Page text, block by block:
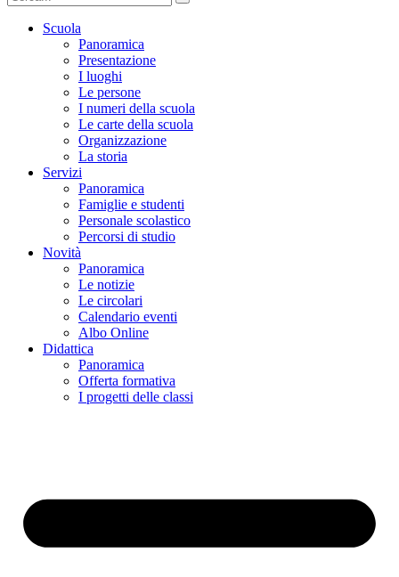
Scuola
Panoramica
Presentazione
I luoghi
Le persone
I numeri della scuola
Le carte della scuola
Organizzazione
La storia
Servizi
Panoramica
Famiglie e studenti
Personale scolastico
Percorsi di studio
Novità
Panoramica
Le notizie
Le circolari
Calendario eventi
Albo Online
Didattica
Panoramica
Offerta formativa
I progetti delle classi